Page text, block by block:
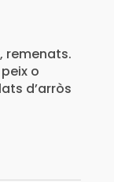
remenats.
o
d’arròs